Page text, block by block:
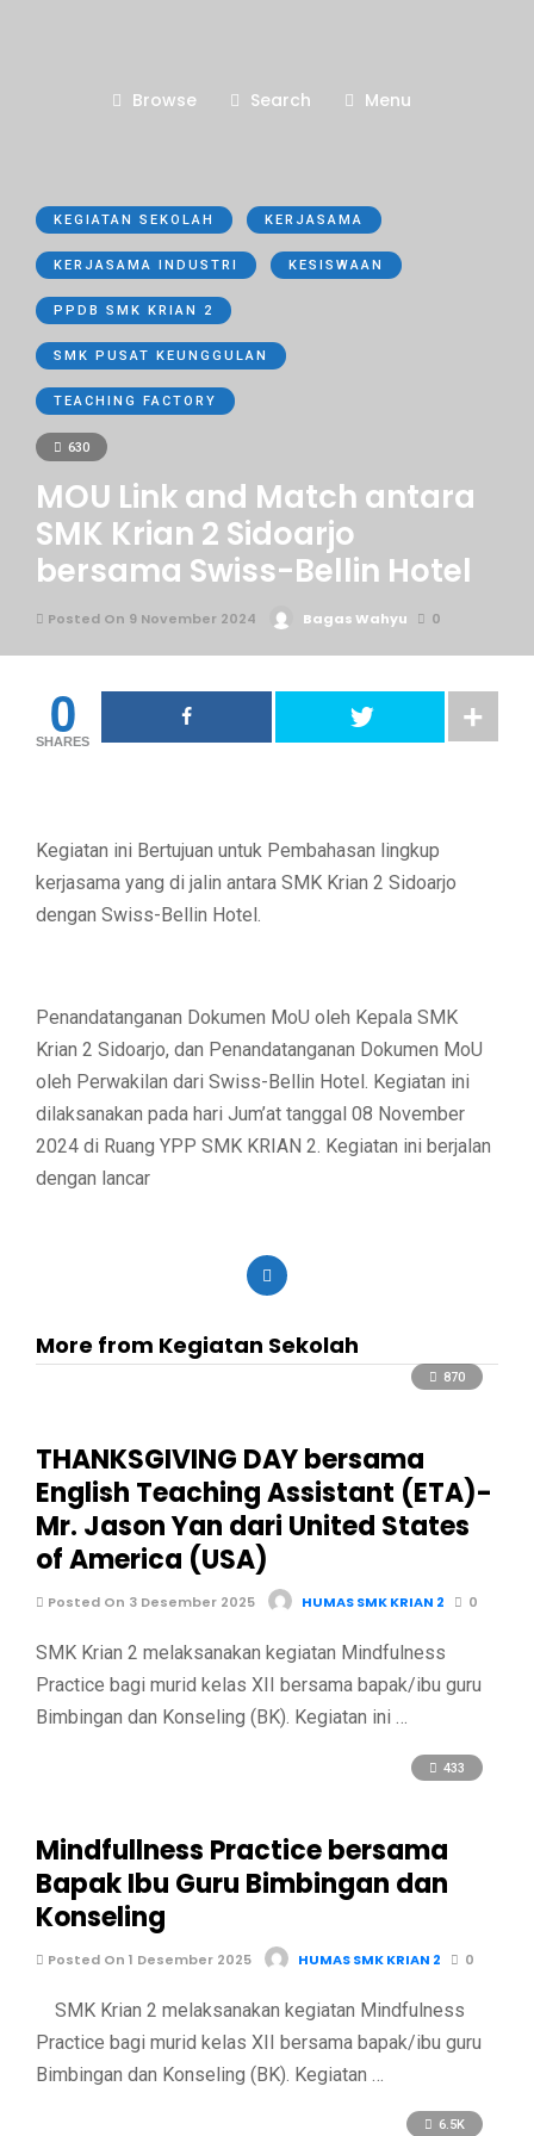
Browse Search Menu
KEGIATAN SEKOLAH KERJASAMA
KERJASAMA INDUSTRI KESISWAAN
PPDB SMK KRIAN 2
SMK PUSAT KEUNGGULAN
TEACHING FACTORY
630
MOU Link and Match antara
SMK Krian 2 Sidoarjo
bersama Swiss-Bellin Hotel
Posted On 9 November 2024 Bagas Wahyu 0
0
SHARES
Kegiatan ini Bertujuan untuk Pembahasan lingkup
kerjasama yang di jalin antara SMK Krian 2 Sidoarjo
dengan Swiss-Bellin Hotel.
Penandatanganan Dokumen MoU oleh Kepala SMK
Krian 2 Sidoarjo, dan Penandatanganan Dokumen MoU
oleh Perwakilan dari Swiss-Bellin Hotel. Kegiatan ini
dilaksanakan pada hari Jum’at tanggal 08 November
2024 di Ruang YPP SMK KRIAN 2. Kegiatan ini berjalan
dengan lancar
More from Kegiatan Sekolah
870
THANKSGIVING DAY bersama
English Teaching Assistant (ETA)-
Mr. Jason Yan dari United States
of America (USA)
Posted On 3 Desember 2025 HUMAS SMK KRIAN 2 0
SMK Krian 2 melaksanakan kegiatan Mindfulness
Practice bagi murid kelas XII bersama bapak/ibu guru
Bimbingan dan Konseling (BK). Kegiatan ini …
433
Mindfullness Practice bersama
Bapak Ibu Guru Bimbingan dan
Konseling
Posted On 1 Desember 2025 HUMAS SMK KRIAN 2 0
SMK Krian 2 melaksanakan kegiatan Mindfulness
Practice bagi murid kelas XII bersama bapak/ibu guru
Bimbingan dan Konseling (BK). Kegiatan …
6.5K